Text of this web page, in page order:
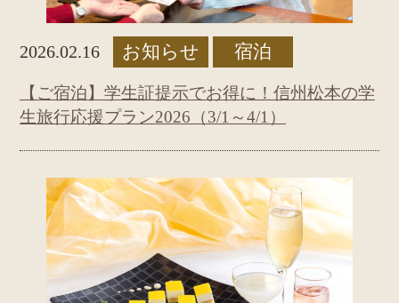
2026.02.16 お知らせ 宿泊
【ご宿泊】学生証提示でお得に！信州松本の学
生旅行応援プラン2026（3/1～4/1）